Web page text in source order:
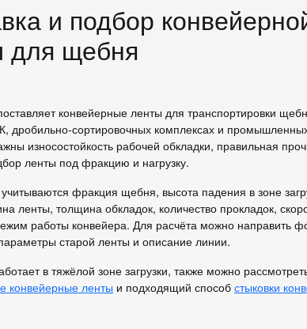
и подбор
для щебня
конвейерные ленты для транспортировки
дробильно-сортировочных комплексах и
износостойкость рабочей обкладки, правильная
ленты под фракцию и нагрузку.
фракция щебня, высота падения в зоне
ленты, толщина обкладок, количество прокладок,
работы конвейера. Для расчёта можно направить
старой ленты и описание линии.
в тяжёлой зоне загрузки, также можно
конвейерные лентыи подходящий способстыковки